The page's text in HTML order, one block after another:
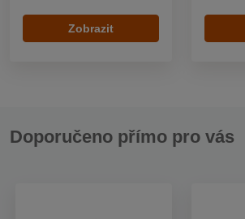
Zobrazit
Doporučeno přímo pro vás